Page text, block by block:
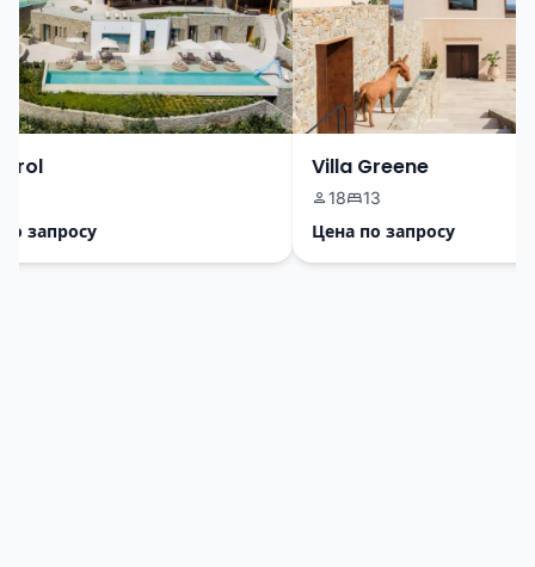
Villa Greene
18
13
Цена по запросу